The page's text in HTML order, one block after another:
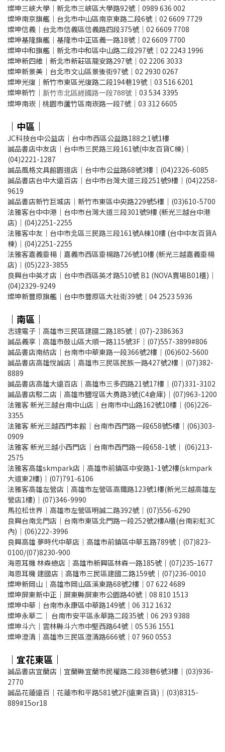
燦坤三峽大學｜新北市三峽區大學路92號｜0989 636 002
燦坤南京旗艦｜台北市中山區南京東路二段6號｜02 6609 7729
燦坤信義｜台北市信義區信義路四段375號｜02 6609 7708
燦坤基隆旗艦｜基隆市中正區義一路18號｜02 6609 7700
燦坤中和旗艦｜新北市中和區中山路二段297號｜02 2243 1996
燦坤新四維｜新北市新莊區龍安路297號｜02 2206 3033
燦坤新景美｜台北市文山區景後街97號｜02 2930 0267
燦坤光復｜新竹市東區光復路二段194巷19號｜03 516 6201
燦坤新竹｜ 新竹市北區經國路一段788號 ｜03 534 3395
燦坤南崁｜桃園市蘆竹區南崁路一段7號｜03 312 6605
｜中區｜
JC科技台中公益店｜台中市西區公益路188之1號1樓
誠品書店中友店｜台中市三民路三段161號(中友百貨C棟)｜
(04)2221-1287
誠品風格文具館園道店｜台中市公益路68號3樓｜(04)2326-6085
誠品書店台中大遠百店｜台中市台灣大道三段251號9樓｜(04)2258-
9619
誠品書店新竹巨城店｜新竹市東區中央路229號5樓｜(03)610-5700
法雅客台中中港｜台中市台灣大道三段301號9樓 (新光三越台中港
店)｜(04)2251-2255
法雅客中友｜台中市北區三民路三段161號A棟10樓 (台中中友百貨A
棟)｜(04)2251-2255
法雅客嘉義垂楊｜嘉義市西區垂楊路726號10樓 (新光三越嘉義垂楊
店)｜(05)223-3855
良興台中英才店｜台中市西區英才路510號 B1 (NOVA賣場B01櫃)｜
(04)2329-9249
燦坤新豐原旗艦｜台中市豐原區大社街39號｜04 2523 5936
｜南區｜
志達電子｜高雄市三民區建國二路185號｜(07)-2386363
誠品義享｜高雄市鼓山區大順一路115號3F｜(07)557-3899#806
誠品書店南紡店｜台南市中華東路一段366號2樓｜(06)602-5600
誠品書店高雄悅誠店｜高雄市三民區民族一路427號2樓｜(07)382-
8889
誠品書店高雄大遠百店｜高雄市三多四路21號17樓｜(07)331-3102
誠品書店駁二店｜高雄市鹽埕區大勇路3號(C4倉庫)｜(07)963-1200
法雅客 新光三越台南中山店｜台南市中山路162號10樓｜(06)226-
3355
法雅客 新光三越西門本館｜台南市西門路一段658號5樓｜(06)303-
0909
法雅客 新光三越小西門店｜台南市西門路一段658-1號｜ (06)213-
2575
法雅客高雄skmpark店｜高雄市前鎮區中安路1-1號2樓(skmpark
大道東2樓)｜(07)791-6106
法雅客高雄左營店｜高雄市左營區高鐵路123號1樓(新光三越高雄左
營店1樓)｜(07)346-9990
馬拉松世界｜高雄市左營區明誠二路392號｜(07)556-6290
良興台南北門店｜台南市東區北門路一段252號2樓A櫃(台南彩虹3C
內)｜(06)222-3996
良興高雄 夢時代中華店｜高雄市前鎮區中華五路789號｜(07)823-
0100/(07)8230-900
海恩耳機 林森總店｜高雄市新興區林森一路185號｜(07)235-1677
海恩耳機 建國店｜高雄市三民區建國二路159號｜(07)236-0010
燦坤新岡山｜高雄市岡山區溪東路68號2樓｜07 622 4689
燦坤屏東新中正｜屏東縣屏東市公園路40號｜08 810 1513
燦坤中華｜台南市永康區中華路149號｜06 312 1632
燦坤永華二｜ 台南市安平區永華路二段35號｜06 293 9388
燦坤斗六｜雲林縣斗六市中堅西路64號｜05 536 1551
燦坤澄清｜高雄市三民區澄清路666號｜07 960 0553
｜宜花東區｜
誠品書店宜蘭店｜宜蘭縣宜蘭市民權路二段38巷6號3樓｜(03)936-
2770
誠品花蓮遠百｜花蓮市和平路581號2F(遠東百貨)｜(03)8315-
889#15or18